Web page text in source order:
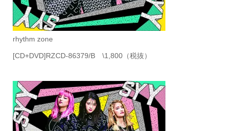
rhythm zone
[CD+DVD]RZCD-86379/B \1,800（税抜）